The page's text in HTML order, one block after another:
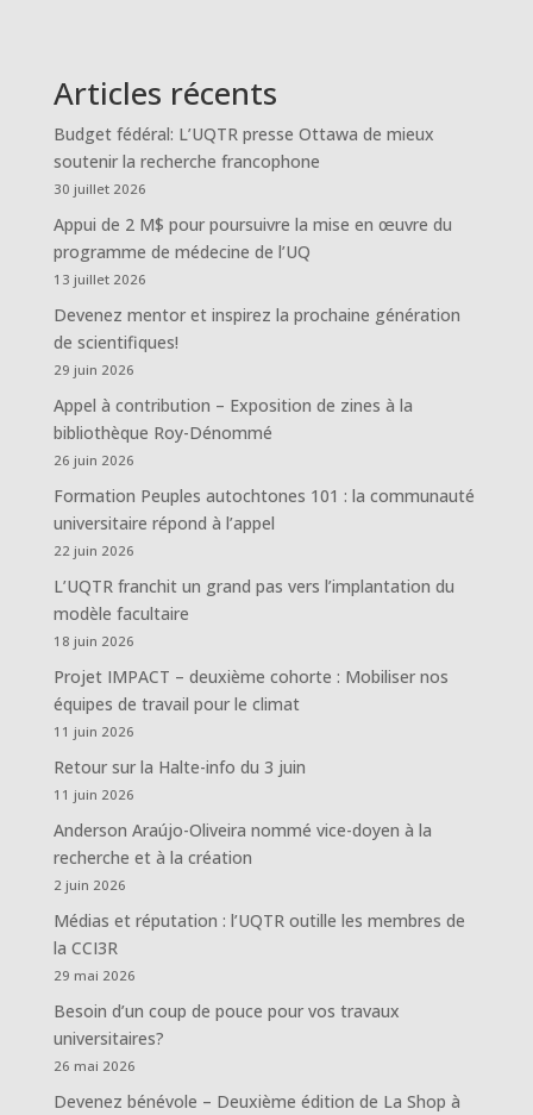
Articles récents
Budget fédéral: L’UQTR presse Ottawa de mieux
soutenir la recherche francophone
30 juillet 2026
Appui de 2 M$ pour poursuivre la mise en œuvre du
programme de médecine de l’UQ
13 juillet 2026
Devenez mentor et inspirez la prochaine génération
de scientifiques!
29 juin 2026
Appel à contribution – Exposition de zines à la
bibliothèque Roy-Dénommé
26 juin 2026
Formation Peuples autochtones 101 : la communauté
universitaire répond à l’appel
22 juin 2026
L’UQTR franchit un grand pas vers l’implantation du
modèle facultaire
18 juin 2026
Projet IMPACT – deuxième cohorte : Mobiliser nos
équipes de travail pour le climat
11 juin 2026
Retour sur la Halte-info du 3 juin
11 juin 2026
Anderson Araújo-Oliveira nommé vice-doyen à la
recherche et à la création
2 juin 2026
Médias et réputation : l’UQTR outille les membres de
la CCI3R
29 mai 2026
Besoin d’un coup de pouce pour vos travaux
universitaires?
26 mai 2026
Devenez bénévole – Deuxième édition de La Shop à